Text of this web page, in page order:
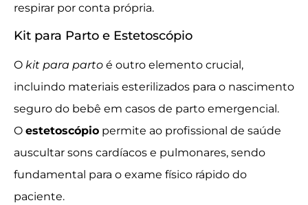
respirar por conta própria.
Kit para Parto e Estetoscópio
O kit para parto é outro elemento crucial,
incluindo materiais esterilizados para o nascimento
seguro do bebê em casos de parto emergencial.
O estetoscópio permite ao profissional de saúde
auscultar sons cardíacos e pulmonares, sendo
fundamental para o exame físico rápido do
paciente.